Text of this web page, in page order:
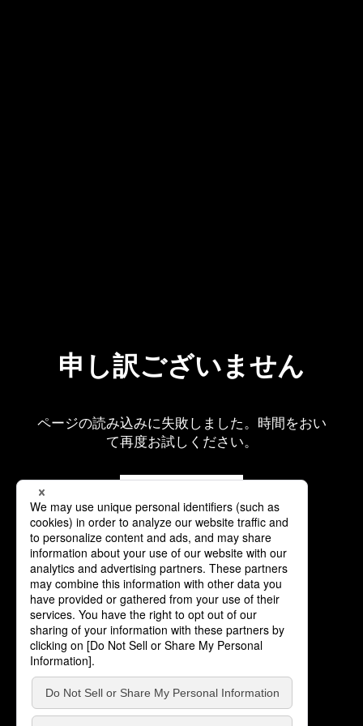
申し訳ございません
ページの読み込みに失敗しました。時間をおい
て再度お試しください。